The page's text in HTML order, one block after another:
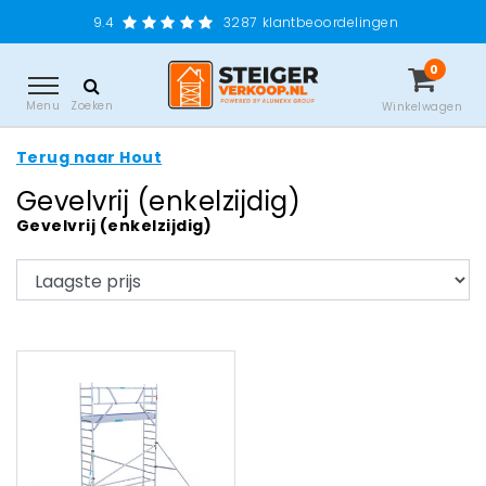
9.4 3287 klantbeoordelingen
Menu Zoeken
0
Winkelwagen
Terug naar Hout
Gevelvrij (enkelzijdig)
Gevelvrij (enkelzijdig)